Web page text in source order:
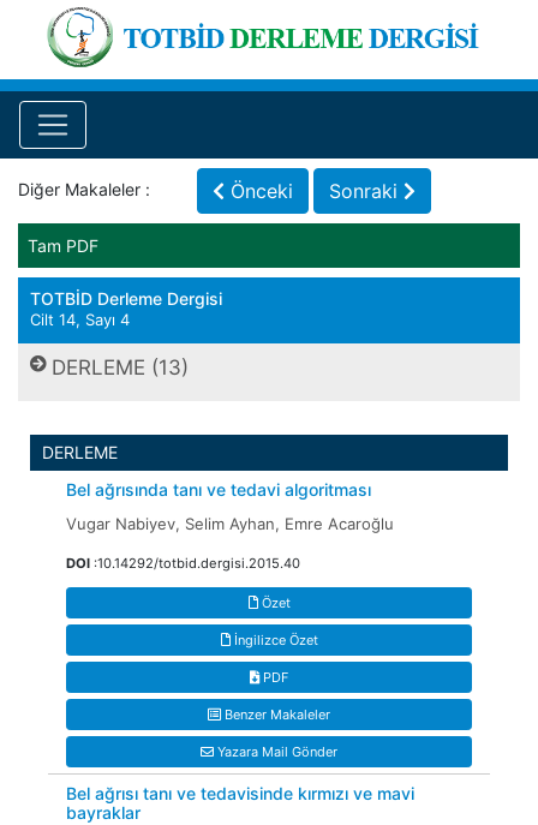
Diğer Makaleler : Önceki Sonraki
Tam PDF
TOTBİD Derleme Dergisi
Cilt 14, Sayı 4
DERLEME (13)
DERLEME
Bel ağrısında tanı ve tedavi algoritması
Vugar Nabiyev, Selim Ayhan, Emre Acaroğlu
DOI :10.14292/totbid.dergisi.2015.40
Özet
İngilizce Özet
PDF
Benzer Makaleler
Yazara Mail Gönder
Bel ağrısı tanı ve tedavisinde kırmızı ve mavi
bayraklar